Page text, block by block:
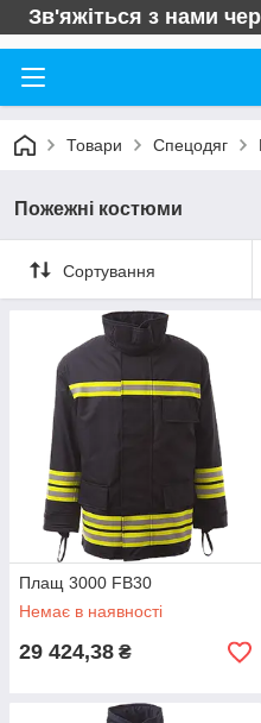
Зв'яжіться з нами
Товари Спецодяг
Пожежні костюми
Сортування
Плащ 3000 FB30
Немає в наявності
29 424,38 ₴